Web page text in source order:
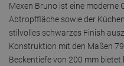
Mexen Bruno ist eine moderne
Abtropffläche sowie der
stilvolles schwarzes Finish
Konstruktion mit den Maßen
Beckentiefe von 200 mm